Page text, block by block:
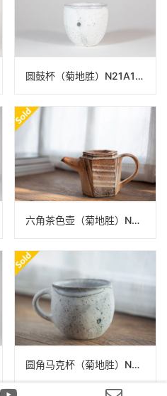
圆鼓杯（菊地胜）N21A132
六角茶色壶（菊地胜）N22A302
圆角马克杯（菊地胜）N22A291